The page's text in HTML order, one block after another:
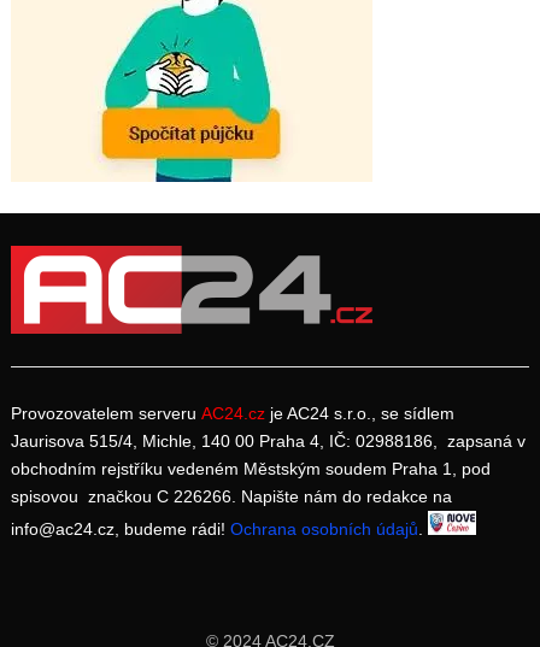
Provozovatelem serveru AC24.cz je AC24 s.r.o., se sídlem
Jaurisova 515/4, Michle, 140 00 Praha 4, IČ: 02988186, zapsaná v
obchodním rejstříku vedeném Městským soudem Praha 1, pod
spisovou značkou C 226266. Napište nám do redakce na
info@ac24.cz, budeme rádi! Ochrana osobních údajů.
© 2024 AC24.CZ